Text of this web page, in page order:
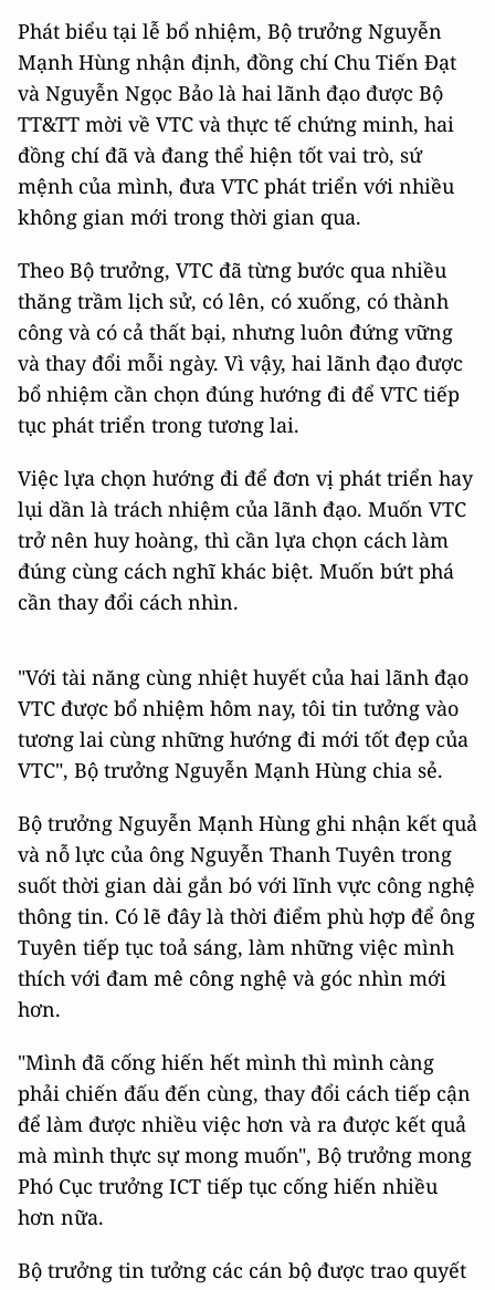
Phát biểu tại lễ bổ nhiệm, Bộ trưởng Nguyễn
Mạnh Hùng nhận định, đồng chí Chu Tiến Đạt
và Nguyễn Ngọc Bảo là hai lãnh đạo được Bộ
TT&TT mời về VTC và thực tế chứng minh, hai
đồng chí đã và đang thể hiện tốt vai trò, sứ
mệnh của mình, đưa VTC phát triển với nhiều
không gian mới trong thời gian qua.
Theo Bộ trưởng, VTC đã từng bước qua nhiều
thăng trầm lịch sử, có lên, có xuống, có thành
công và có cả thất bại, nhưng luôn đứng vững
và thay đổi mỗi ngày. Vì vậy, hai lãnh đạo được
bổ nhiệm cần chọn đúng hướng đi để VTC tiếp
tục phát triển trong tương lai.
Việc lựa chọn hướng đi để đơn vị phát triển hay
lụi dần là trách nhiệm của lãnh đạo. Muốn VTC
trở nên huy hoàng, thì cần lựa chọn cách làm
đúng cùng cách nghĩ khác biệt. Muốn bứt phá
cần thay đổi cách nhìn.
"Với tài năng cùng nhiệt huyết của hai lãnh đạo
VTC được bổ nhiệm hôm nay, tôi tin tưởng vào
tương lai cùng những hướng đi mới tốt đẹp của
VTC", Bộ trưởng Nguyễn Mạnh Hùng chia sẻ.
Bộ trưởng Nguyễn Mạnh Hùng ghi nhận kết quả
và nỗ lực của ông Nguyễn Thanh Tuyên trong
suốt thời gian dài gắn bó với lĩnh vực công nghệ
thông tin. Có lẽ đây là thời điểm phù hợp để ông
Tuyên tiếp tục toả sáng, làm những việc mình
thích với đam mê công nghệ và góc nhìn mới
hơn.
"Mình đã cống hiến hết mình thì mình càng
phải chiến đấu đến cùng, thay đổi cách tiếp cận
để làm được nhiều việc hơn và ra được kết quả
mà mình thực sự mong muốn", Bộ trưởng mong
Phó Cục trưởng ICT tiếp tục cống hiến nhiều
hơn nữa.
Bộ trưởng tin tưởng các cán bộ được trao quyết